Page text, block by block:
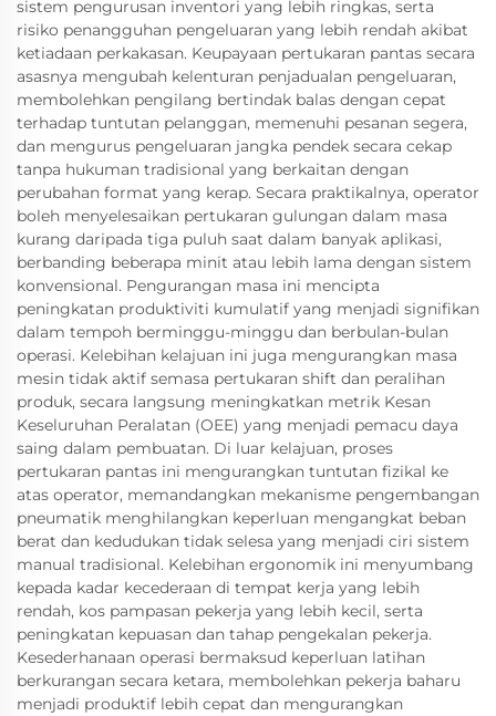
sistem pengurusan inventori yang lebih ringkas, serta
risiko penangguhan pengeluaran yang lebih rendah akibat
ketiadaan perkakasan. Keupayaan pertukaran pantas secara
asasnya mengubah kelenturan penjadualan pengeluaran,
membolehkan pengilang bertindak balas dengan cepat
terhadap tuntutan pelanggan, memenuhi pesanan segera,
dan mengurus pengeluaran jangka pendek secara cekap
tanpa hukuman tradisional yang berkaitan dengan
perubahan format yang kerap. Secara praktikalnya, operator
boleh menyelesaikan pertukaran gulungan dalam masa
kurang daripada tiga puluh saat dalam banyak aplikasi,
berbanding beberapa minit atau lebih lama dengan sistem
konvensional. Pengurangan masa ini mencipta
peningkatan produktiviti kumulatif yang menjadi signifikan
dalam tempoh berminggu-minggu dan berbulan-bulan
operasi. Kelebihan kelajuan ini juga mengurangkan masa
mesin tidak aktif semasa pertukaran shift dan peralihan
produk, secara langsung meningkatkan metrik Kesan
Keseluruhan Peralatan (OEE) yang menjadi pemacu daya
saing dalam pembuatan. Di luar kelajuan, proses
pertukaran pantas ini mengurangkan tuntutan fizikal ke
atas operator, memandangkan mekanisme pengembangan
pneumatik menghilangkan keperluan mengangkat beban
berat dan kedudukan tidak selesa yang menjadi ciri sistem
manual tradisional. Kelebihan ergonomik ini menyumbang
kepada kadar kecederaan di tempat kerja yang lebih
rendah, kos pampasan pekerja yang lebih kecil, serta
peningkatan kepuasan dan tahap pengekalan pekerja.
Kesederhanaan operasi bermaksud keperluan latihan
berkurangan secara ketara, membolehkan pekerja baharu
menjadi produktif lebih cepat dan mengurangkan